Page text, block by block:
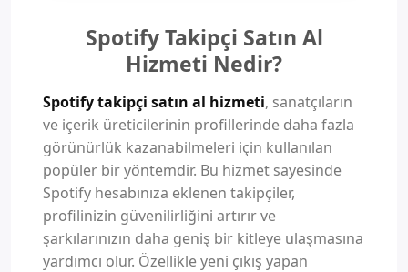
Spotify Takipçi Satın Al
Hizmeti Nedir?
Spotify takipçi satın al hizmeti, sanatçıların
ve içerik üreticilerinin profillerinde daha fazla
görünürlük kazanabilmeleri için kullanılan
popüler bir yöntemdir. Bu hizmet sayesinde
Spotify hesabınıza eklenen takipçiler,
profilinizin güvenilirliğini artırır ve
şarkılarınızın daha geniş bir kitleye ulaşmasına
yardımcı olur. Özellikle yeni çıkış yapan